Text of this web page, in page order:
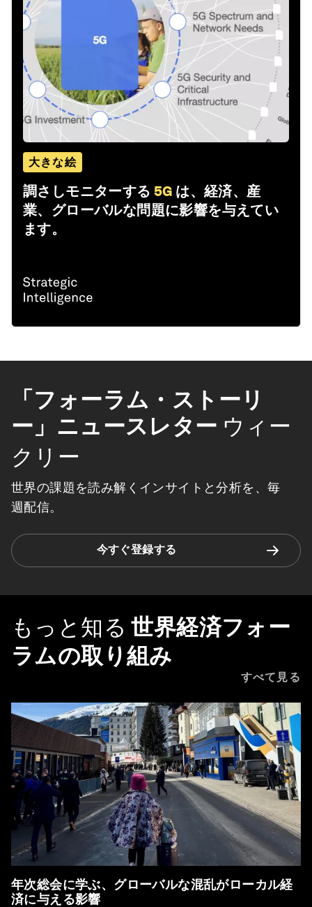
大きな絵
調さしモニターする 5G は、経済、産
業、グローバルな問題に影響を与えてい
ます。
「フォーラム・ストーリ
ー」ニュースレター ウィー
クリー
世界の課題を読み解くインサイトと分析を、毎
週配信。
今すぐ登録する
もっと知る 世界経済フォー
ラムの取り組み
すべて見る
年次総会に学ぶ、グローバルな混乱がローカル経
済に与える影響